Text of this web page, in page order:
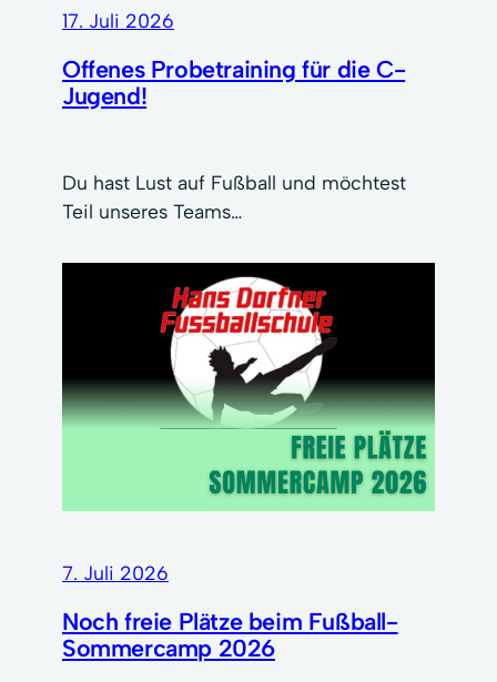
17. Juli 2026
Offenes Probetraining für die C-
Jugend!
Du hast Lust auf Fußball und möchtest
Teil unseres Teams…
7. Juli 2026
Noch freie Plätze beim Fußball-
Sommercamp 2026